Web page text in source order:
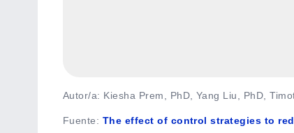
Autor/a: Kiesha Prem, PhD, Yang Liu, PhD,
Fuente: The effect of control strategies to